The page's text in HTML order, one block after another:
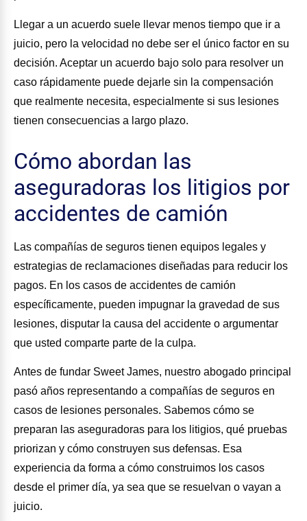
Llegar a un acuerdo suele llevar menos tiempo que ir a
juicio, pero la velocidad no debe ser el único factor en su
decisión. Aceptar un acuerdo bajo solo para resolver un
caso rápidamente puede dejarle sin la compensación
que realmente necesita, especialmente si sus lesiones
tienen consecuencias a largo plazo.
Cómo abordan las
aseguradoras los litigios por
accidentes de camión
Las compañías de seguros tienen equipos legales y
estrategias de reclamaciones diseñadas para reducir los
pagos. En los casos de accidentes de camión
específicamente, pueden impugnar la gravedad de sus
lesiones, disputar la causa del accidente o argumentar
que usted comparte parte de la culpa.
Antes de fundar Sweet James, nuestro abogado principal
pasó años representando a compañías de seguros en
casos de lesiones personales. Sabemos cómo se
preparan las aseguradoras para los litigios, qué pruebas
priorizan y cómo construyen sus defensas. Esa
experiencia da forma a cómo construimos los casos
desde el primer día, ya sea que se resuelvan o vayan a
juicio.